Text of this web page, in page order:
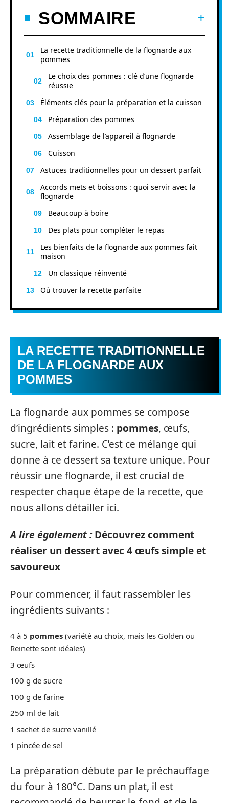
SOMMAIRE
La recette traditionnelle de la flognarde aux
pommes
Le choix des pommes : clé d’une flognarde
réussie
Éléments clés pour la préparation et la cuisson
Préparation des pommes
Assemblage de l’appareil à flognarde
Cuisson
Astuces traditionnelles pour un dessert parfait
Accords mets et boissons : quoi servir avec la
flognarde
Beaucoup à boire
Des plats pour compléter le repas
Les bienfaits de la flognarde aux pommes fait
maison
Un classique réinventé
Où trouver la recette parfaite
LA RECETTE TRADITIONNELLE
DE LA FLOGNARDE AUX
POMMES
La flognarde aux pommes se compose
d’ingrédients simples : pommes, œufs,
sucre, lait et farine. C’est ce mélange qui
donne à ce dessert sa texture unique. Pour
réussir une flognarde, il est crucial de
respecter chaque étape de la recette, que
nous allons détailler ici.
A lire également : Découvrez comment
réaliser un dessert avec 4 œufs simple et
savoureux
Pour commencer, il faut rassembler les
ingrédients suivants :
4 à 5 pommes (variété au choix, mais les Golden ou
Reinette sont idéales)
3 œufs
100 g de sucre
100 g de farine
250 ml de lait
1 sachet de sucre vanillé
1 pincée de sel
La préparation débute par le préchauffage
du four à 180°C. Dans un plat, il est